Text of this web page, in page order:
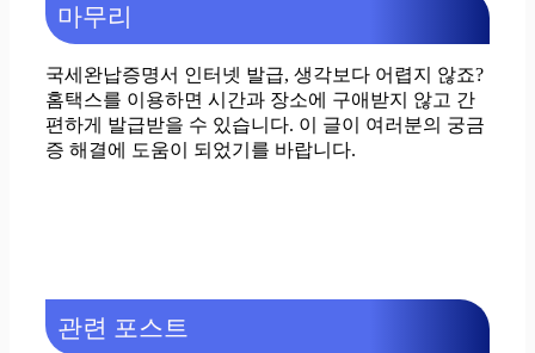
마무리
국세완납증명서 인터넷 발급, 생각보다 어렵지 않죠?
홈택스를 이용하면 시간과 장소에 구애받지 않고 간
편하게 발급받을 수 있습니다. 이 글이 여러분의 궁금
증 해결에 도움이 되었기를 바랍니다.
관련 포스트